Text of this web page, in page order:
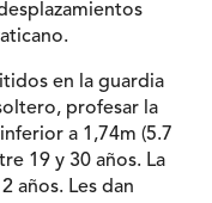
en la guardia
profesar la
a 1,74m (5.7
19 y 30 años. La
años. Les dan